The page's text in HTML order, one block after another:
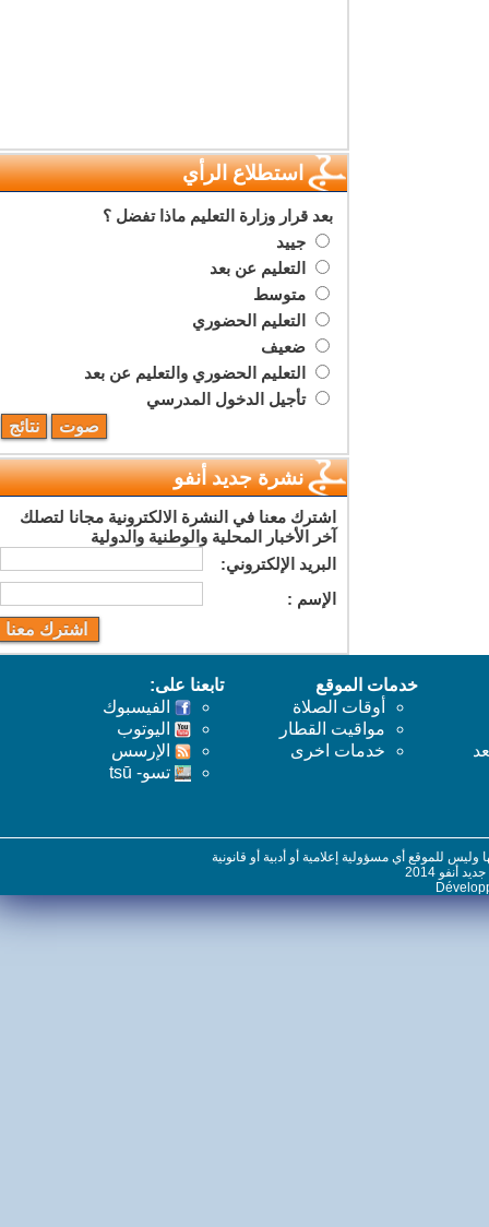
استطلاع الرأي
بعد قرار وزارة التعليم ماذا تفضل ؟
جييد
التعليم عن بعد
متوسط
التعليم الحضوري
ضعيف
التعليم الحضوري والتعليم عن بعد
تأجيل الدخول المدرسي
نشرة جديد أنفو
اشترك معنا في النشرة الالكترونية مجانا لتصلك
آخر الأخبار المحلية والوطنية والدولية
البريد اﻹلكتروني:
اﻹسم :
خدمات الموقع
أوقات الصلاة
مواقيت القطار
خدمات اخرى
تابعنا على:
الفيسبوك
اليوتوب
اﻹرسس
تسو- tsū
للموقع أي مسؤولية إعلامية أو أدبية أو قانونية
2014